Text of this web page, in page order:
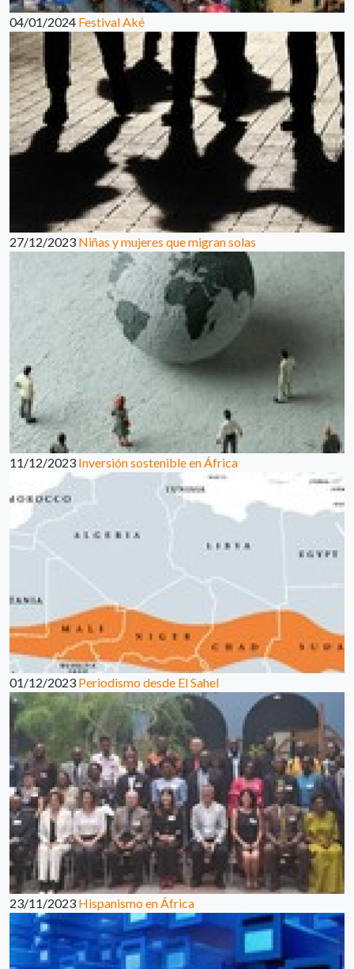
04/01/2024 Festival Aké
27/12/2023 Niñas y mujeres que migran solas
11/12/2023 Inversión sostenible en África
01/12/2023 Periodismo desde El Sahel
23/11/2023 Hispanismo en África